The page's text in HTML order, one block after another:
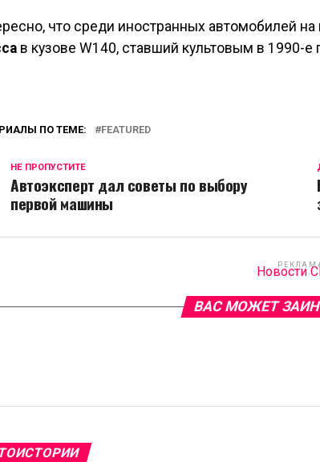
что среди иностранных автомобилей
в кузове W140, ставший культовым в 1990-е
ПО ТЕМЕ: FEATURED
НЕ ПРОПУСТИТЕ
Автоэксперт дал советы по выбору
первой машины
Новости
ВАС МОЖЕТ